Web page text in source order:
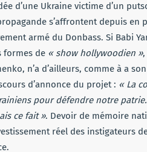
d’une Ukraine victime d’un
s’affrontent depuis en
armé du Donbass. Si Babi
formes de « show hollywoodien »,
n’a d’ailleurs, comme à a
d’annonce du projet : « La
pour défendre notre
ce fait ». Devoir de mémoire
réel des instigateurs